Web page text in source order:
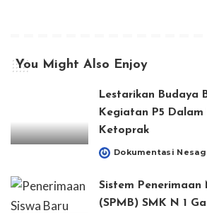
You Might Also Enjoy
Lestarikan Budaya
Kegiatan P5 Dalam
Ketoprak
Posted
Dokumentasi
Sistem Penerimaan
(SPMB) SMK N 1